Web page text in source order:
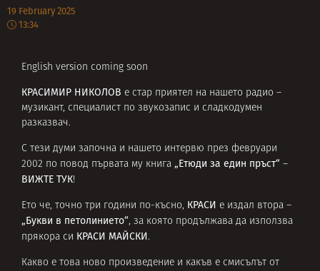
19 February 2025
13:34
English version coming soon
КРАСИМИР НИКОЛОВ е стар приятел на нашето радио –
музикант, специалист по звукозапис и сладкодумен
разказвач.
С тези думи започна и нашето интервю през февруари
2002 по повод първата му книга „Етюди за един пръст“ –
ВИЖТЕ ТУК!
Ето че, точно три години по-късно, КРАСИ е издал втора –
„Букви в петолинието“, за която продължава да използва
прякора си КРАСИ МАЙСКИ.
Какво е това ново произведение и какъв е смисълът от